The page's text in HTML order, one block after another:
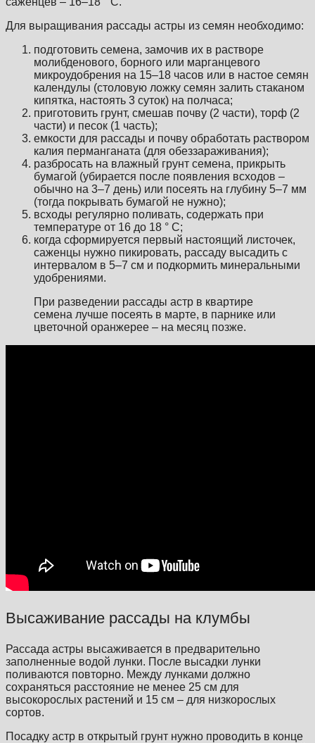
Для выращивания рассады астры из семян необходимо:
подготовить семена, замочив их в растворе
молибденового, борного или марганцевого
микроудобрения на 15–18 часов или в настое семян
календулы (столовую ложку семян залить стаканом
кипятка, настоять 3 суток) на полчаса;
приготовить грунт, смешав почву (2 части), торф (2
части) и песок (1 часть);
емкости для рассады и почву обработать раствором
калия перманганата (для обеззараживания);
разбросать на влажный грунт семена, прикрыть
бумагой (убирается после появления всходов –
обычно на 3–7 день) или посеять на глубину 5–7 мм
(тогда покрывать бумагой не нужно);
всходы регулярно поливать, содержать при
температуре от 16 до 18 ° С;
когда сформируется первый настоящий листочек,
саженцы нужно пикировать, рассаду высадить с
интервалом в 5–7 см и подкормить минеральными
удобрениями.
При разведении рассады астр в квартире
семена лучше посеять в марте, в парнике или
цветочной оранжерее – на месяц позже.
Высаживание рассады на клумбы
Рассада астры высаживается в предварительно
заполненные водой лунки. После высадки лунки
поливаются повторно. Между лунками должно
сохраняться расстояние не менее 25 см для
высокорослых растений и 15 см – для низкорослых
сортов.
Посадку астр в открытый грунт нужно проводить в конце